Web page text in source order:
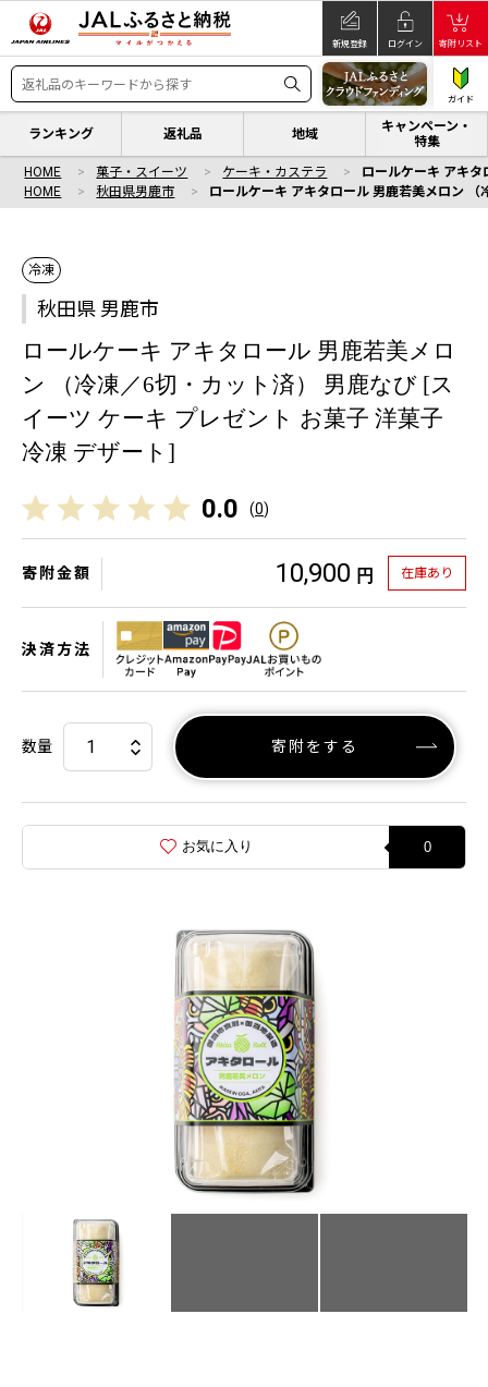
新規登録 ログイン 寄附リスト
ガイド
ランキング 返礼品 地域
キャンペーン・
特集
HOME 菓子・スイーツ ケーキ・カステラ
ロールケーキ アキ
HOME
秋田県男鹿市 ロールケーキ アキタロール 男鹿若美メロン
冷凍
秋田県 男鹿市
ロールケーキ アキタロール 男鹿若美メロ
ン （冷凍／6切・カット済） 男鹿なび [ス
イーツ ケーキ プレゼント お菓子 洋菓子
冷凍 デザート]
0.0 (0)
寄附金額 10,900 円 在庫あり
決済方法
数量 寄附をする
お気に入り 0